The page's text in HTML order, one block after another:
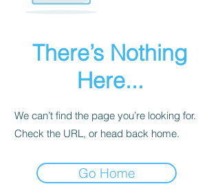
There’s Nothing
Here...
We can’t find the page you’re looking for.
Check the URL, or head back home.
Go Home